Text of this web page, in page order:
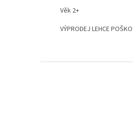
Věk 2+
VÝPRODEJ LEHCE